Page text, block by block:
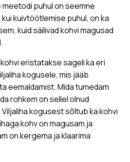
puhul on seemne
kuivtöötlemise puhul, on ka
kuid säilivad kohvi magusad
eristatakse sageli ka eri
kogusele, mis jääb
eemaldamist. Mida tumedam
rohkem on sellel olnud
Viljaliha kogusest sõltub ka kohvi
kohv on magusam ja
on kergema ja klaarima